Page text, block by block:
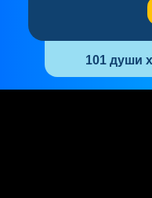
101 души